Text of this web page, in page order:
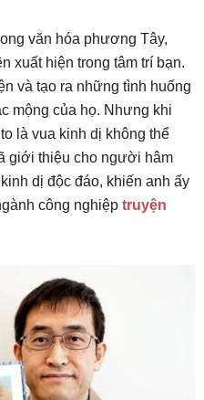
văn hóa phương Tây,
xuất hiện trong tâm trí bạn.
và tạo ra những tình huống
mộng của họ. Nhưng khi
là vua kinh dị không thể
giới thiệu cho người hâm
dị độc đáo, khiến anh ấy
công nghiệp truyện